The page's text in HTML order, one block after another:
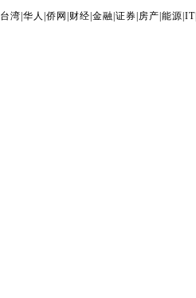
台湾 华人 侨网 财经 金融 证券 房产 能源 IT|